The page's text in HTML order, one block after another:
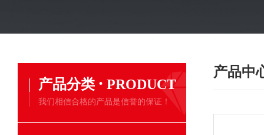
产品分类 · PRODUCT
我们相信合格的产品是信誉的保证！
产品中